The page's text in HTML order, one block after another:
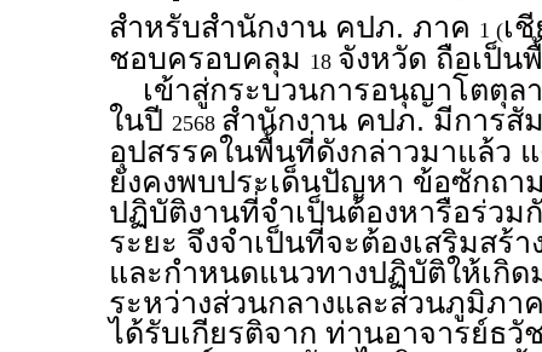
สำหรับสำนักงาน คปภ. ภาค 1 (เ
ชอบครอบคลุม 18 จังหวัด ถือเป็
เข้าสู่กระบวนการอนุญาโตตุลา
ในปี 2568 สำนักงาน คปภ. มีการ
อุปสรรคในพื้นที่ดังกล่าวมาแล้ว
ยังคงพบประเด็นปัญหา ข้อซักถา
ปฏิบัติงานที่จำเป็นต้องหารือร่วม
ระยะ จึงจำเป็นที่จะต้องเสริมสร้
และกำหนดแนวทางปฏิบัติให้เกิด
ระหว่างส่วนกลางและส่วนภูมิภา
ได้รับเกียรติจาก ท่านอาจารย์ธ